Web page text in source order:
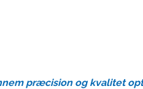
præcision og kvalitet